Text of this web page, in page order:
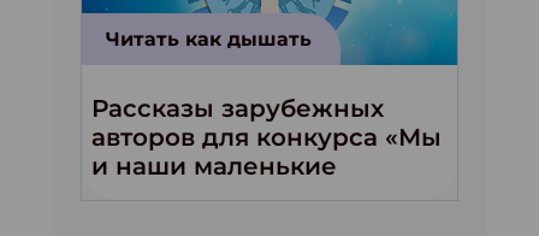
Читать как дышать
Рассказы зарубежных
авторов для конкурса «Мы
и наши маленькие
волшебники!»